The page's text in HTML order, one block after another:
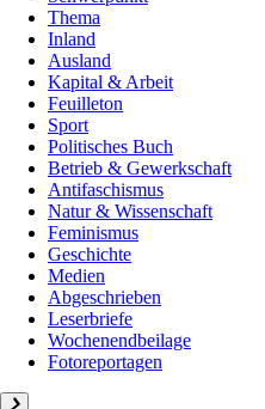
Thema
Inland
Ausland
Kapital & Arbeit
Feuilleton
Sport
Politisches Buch
Betrieb & Gewerkschaft
Antifaschismus
Natur & Wissenschaft
Feminismus
Geschichte
Medien
Abgeschrieben
Leserbriefe
Wochenendbeilage
Fotoreportagen